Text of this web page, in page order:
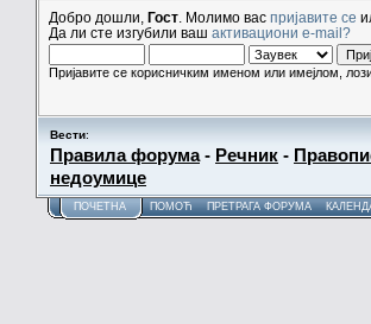
Добро дошли, Гост . Молимо вас пријавите се
Да ли сте изгубили ваш активациони e-mail?
Пријавите се корисничким именом или имејлом,
Вести:
Правила форума- Речник -
недоумице
ПОЧЕТНА ПОМОЋ ПРЕТРАГА ФОРУМА